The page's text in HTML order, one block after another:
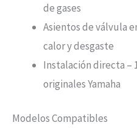
de gases
Asientos de válvula
calor y desgaste
Instalación directa –
originales Yamaha
Modelos Compatibles